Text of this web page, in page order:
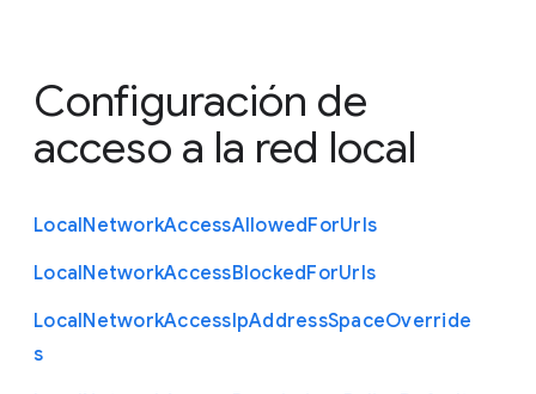
Configuración de
acceso a la red local
LocalNetworkAccessAllowedForUrls
LocalNetworkAccessBlockedForUrls
LocalNetworkAccessIpAddressSpaceOverride
s